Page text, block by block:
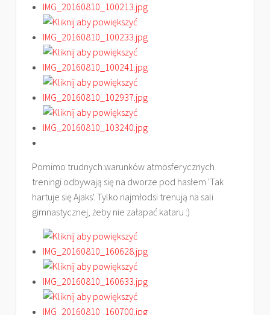
Pomimo trudnych warunków atmosferycznych
treningi odbywają się na dworze pod hasłem 'Tak
hartuje się Ajaks'. Tylko najmłodsi trenują na sali
gimnastycznej, żeby nie załapać kataru :)